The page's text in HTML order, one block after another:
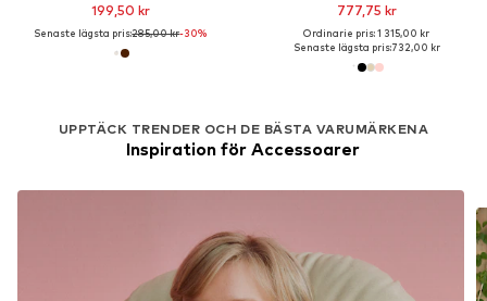
199,50 kr
Senaste lägsta pris:285,00 kr-30%
UPPTÄCK TRENDER OCH DE BÄSTA VARUMÄRKENA
Inspiration för Accessoarer
777,75 kr
Ordinarie pris: 1 315,00 kr
Senaste lägsta pris:732,00 kr